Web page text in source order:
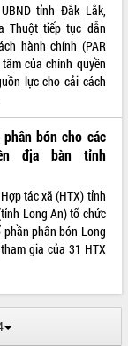
tỉnh Đắk Lắk,
Thuột tiếp tục dẫn
hành chính (PAR
của chính quyền
lực cho cải cách
bón cho các
địa bàn tỉnh
tác xã (HTX) tỉnh
Long An) tổ chức
phần phân bón Long
gia của 31 HTX